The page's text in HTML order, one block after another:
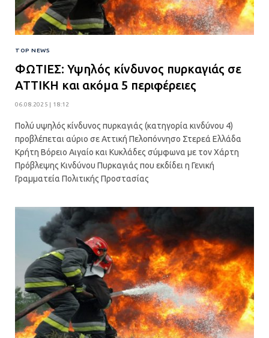
TOP NEWS
ΦΩΤΙΕΣ: Υψηλός κίνδυνος πυρκαγιάς σε
ΑΤΤΙΚΗ και ακόμα 5 περιφέρειες
06.08.2025 | 18:12
Πολύ υψηλός κίνδυνος πυρκαγιάς (κατηγορία κινδύνου 4)
προβλέπεται αύριο σε Αττική Πελοπόννησο Στερεά Ελλάδα
Κρήτη Βόρειο Αιγαίο και Κυκλάδες σύμφωνα με τον Χάρτη
Πρόβλεψης Κινδύνου Πυρκαγιάς που εκδίδει η Γενική
Γραμματεία Πολιτικής Προστασίας